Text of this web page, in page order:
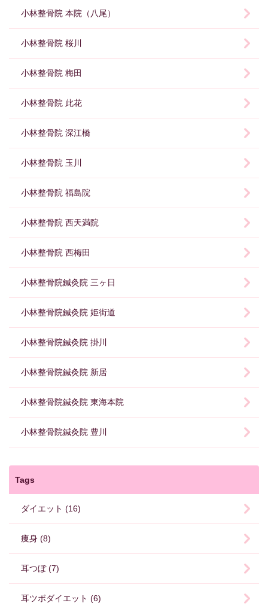
小林整骨院 本院（八尾）
小林整骨院 桜川
小林整骨院 梅田
小林整骨院 此花
小林整骨院 深江橋
小林整骨院 玉川
小林整骨院 福島院
小林整骨院 西天満院
小林整骨院 西梅田
小林整骨院鍼灸院 三ヶ日
小林整骨院鍼灸院 姫街道
小林整骨院鍼灸院 掛川
小林整骨院鍼灸院 新居
小林整骨院鍼灸院 東海本院
小林整骨院鍼灸院 豊川
Tags
ダイエット (16)
痩身 (8)
耳つぼ (7)
耳ツボダイエット (6)